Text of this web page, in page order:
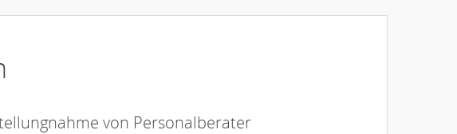
von Personalberater